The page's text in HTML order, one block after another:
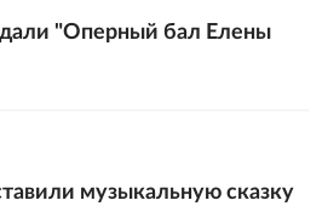
"Оперный бал Елены
музыкальную сказку